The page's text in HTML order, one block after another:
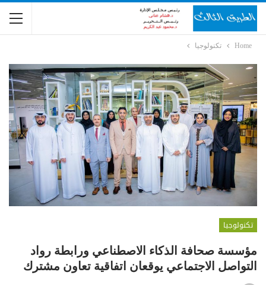
Home تكنولوجيا
تكنولوجيا
مؤسسة صحافة الذكاء الاصطناعي ورابطة رواد
التواصل الاجتماعي يوقعان اتفاقية تعاون مشترك